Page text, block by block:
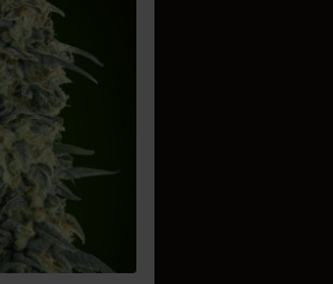
Wunschzettel
hinzufügen